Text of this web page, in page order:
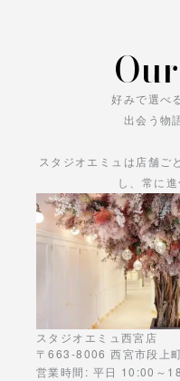
好みで選べ
出会う物
スタジオエミュは店舗ご
し、常に
あなただけの物
スタジオエミュ西宮店
〒663-8006 西宮市段上
営業時間: 平日 10:00～